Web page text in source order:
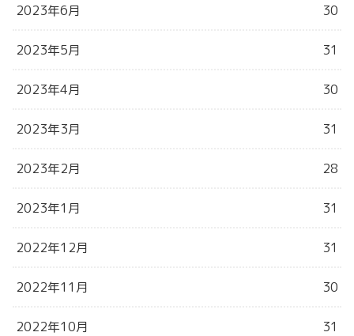
2023年6月 30
2023年5月 31
2023年4月 30
2023年3月 31
2023年2月 28
2023年1月 31
2022年12月 31
2022年11月 30
2022年10月 31